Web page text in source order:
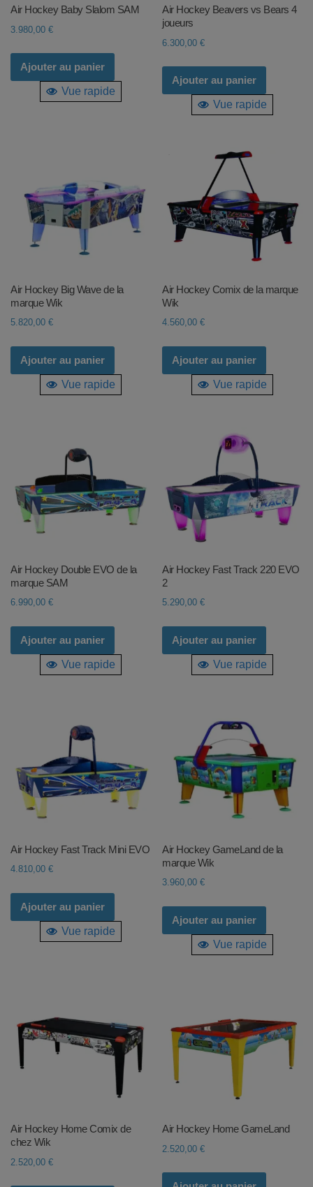
Air Hockey Baby Slalom SAM
3.980,00 €
Ajouter au panier
Vue rapide
Air Hockey Beavers vs Bears 4
joueurs
6.300,00€
Ajouter au panier
Vue rapide
Air Hockey Big Wave de la
marque Wik
5.820,00 €
Ajouter au panier
Vue rapide
Air Hockey Comix de la marque
Wik
4.560,00€
Ajouter au panier
Vue rapide
Air Hockey Double EVO de la
marque SAM
6.990,00 €
Ajouter au panier
Vue rapide
Air Hockey Fast Track 220 EVO
2
5.290,00€
Ajouter au panier
Vue rapide
Air Hockey Fast Track Mini EVO
4.810,00 €
Ajouter au panier
Vue rapide
Air Hockey GameLand de la
marque Wik
3.960,00€
Ajouter au panier
Vue rapide
Air Hockey Home Comix de
chez Wik
2.520,00 €
Air Hockey Home GameLand
2.520,00€